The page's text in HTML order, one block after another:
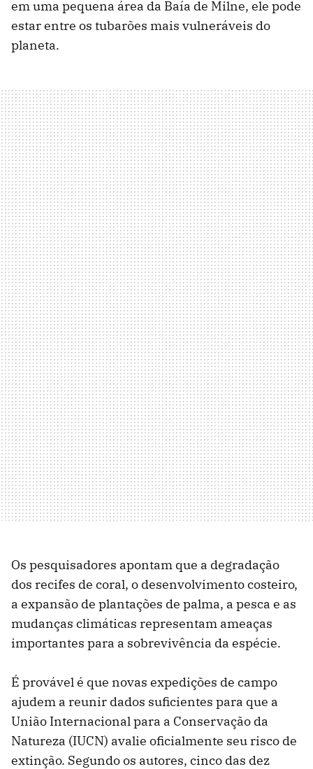
em uma pequena área da Baía de Milne, ele pode
estar entre os tubarões mais vulneráveis do
planeta.
Os pesquisadores apontam que a degradação
dos recifes de coral, o desenvolvimento costeiro,
a expansão de plantações de palma, a pesca e as
mudanças climáticas representam ameaças
importantes para a sobrevivência da espécie.
É provável é que novas expedições de campo
ajudem a reunir dados suficientes para que a
União Internacional para a Conservação da
Natureza (IUCN) avalie oficialmente seu risco de
extinção. Segundo os autores, cinco das dez